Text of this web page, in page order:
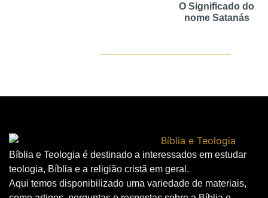
O Significado do
nome Satanás
Bíblia e Teologia é destinado a interessados em estudar
teologia, Bíblia e a religião cristã em geral.
Aqui temos disponibilizado uma variedade de materiais,